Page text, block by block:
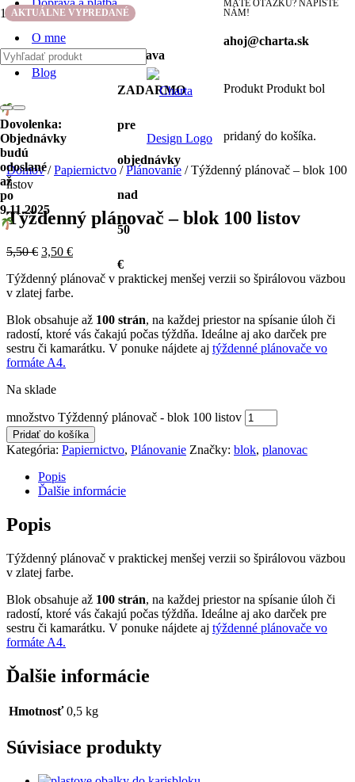
Doprava a platba
O mne
Blog
Doprava
ZADARMO
pre
objednávky
nad
50
€
MÁTE OTÁZKU? NAPÍŠTE
NÁM!
ahoj@charta.sk
Produkt Produktbol
pridaný do košíka.
Dovolenka:
Objednávky
budú
odoslané
až
po
9.11.2025
Zľava!
Domov/Papiernictvo /Plánovanie / Týždenný plánovač – blok 100
listov
Týždenný plánovač – blok 100 listov
5,50€ 3,50 €
Týždenný plánovač v praktickej menšej verzii so špirálovou väzbou
v zlatej farbe.
Blok obsahuje až 100 strán, na každej priestor na spísanie úloh či
radostí, ktoré vás čakajú počas týždňa. Ideálne aj ako darček pre
sestru či kamarátku. V ponuke nájdete aj týždenné plánovače vo
formáte A4.
Na sklade
množstvo Týždenný plánovač - blok 100 listov
Pridať do košíka
Kategória: Papiernictvo, Plánovanie Značky: blok, planovac
Popis
Ďalšie informácie
Popis
Týždenný plánovač v praktickej menšej verzii so špirálovou väzbou
v zlatej farbe.
Blok obsahuje až 100 strán, na každej priestor na spísanie úloh či
radostí, ktoré vás čakajú počas týždňa. Ideálne aj ako darček pre
sestru či kamarátku. V ponuke nájdete aj týždenné plánovače vo
formáte A4.
Ďalšie informácie
Hmotnosť 0,5 kg
Súvisiace produkty
AKTUÁLNE VYPREDANÉ